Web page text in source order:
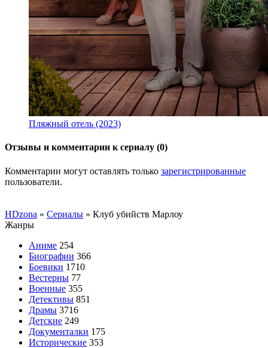
Пляжный отель (2023)
Отзывы и комментарии к сериалу (0)
Комментарии могут оставлять только зарегистрированные
пользователи.
HDzona » Сериалы » Клуб убийств Марлоу
Жанры
Аниме 254
Биографии 366
Боевики 1710
Вестерны 77
Военные 355
Детективы 851
Драмы 3716
Детские 249
Документалки 175
Исторические 353